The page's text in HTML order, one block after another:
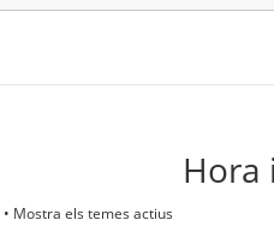
Hora
• Mostra els temes actius